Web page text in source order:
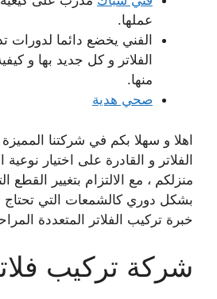
عملها.
الفني يخضع دائما لدورات
الفلاتر و كل جديد بها و
منها.
صحي هدية
اهلا و سهلا بكم في شركتنا
الفلاتر و القادرة على اختيار نوعية
منزلكم ، مع الالتزام بتغيير القطع
بشكل دوري كالشمعات التي تحتاج
خبرة تركيب الفلاتر المتعددة
شركة تركيب